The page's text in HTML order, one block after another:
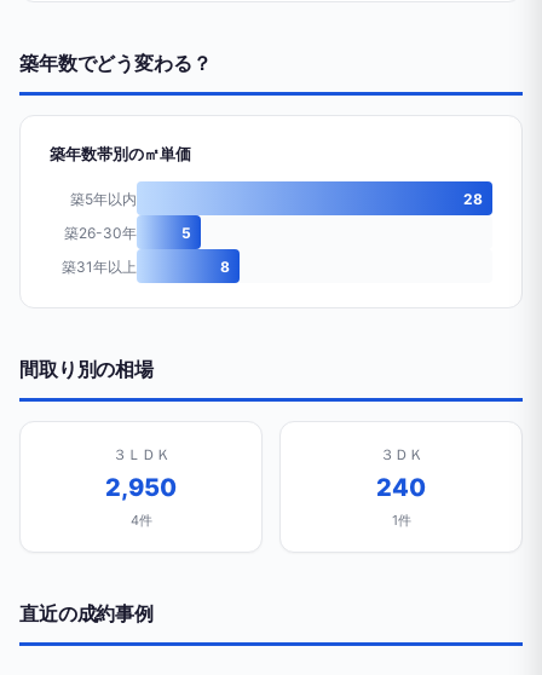
築年数でどう変わる？
築年数帯別の㎡単価
築5年以内
28
築26-30年
5
築31年以上
8
間取り別の相場
３ＬＤＫ
2,950
4件
３ＤＫ
240
1件
直近の成約事例